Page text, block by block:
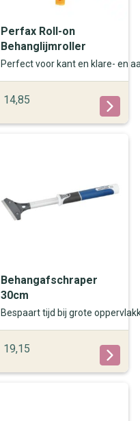
Perfax Roll-on
Behanglijmroller
Perfect voor kant en klare- en
14,85
Behangafschraper
30cm
Bespaart tijd bij grote
19,15